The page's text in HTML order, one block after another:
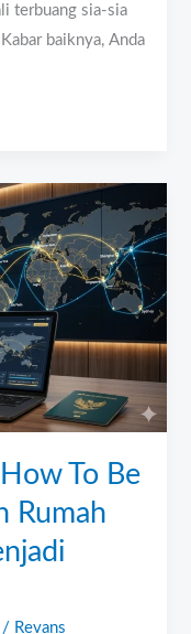
terbuang sia-sia
baiknya, Anda
To Be
Rumah
/ Revans